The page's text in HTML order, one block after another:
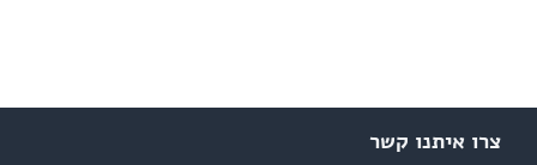
צרו איתנו קשר